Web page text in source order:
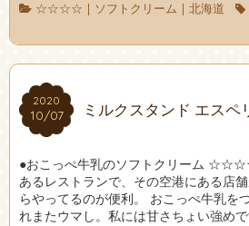
☆☆☆☆ | ソフトクリーム | 北海道
2020
10/07
2020
10/07 ミルクスタンド エスペ
●おこっぺ牛乳のソフトクリーム
あるレストランで、その空港にある店
らやってるのが便利。 おこっぺ牛乳を
れまたウマし。私には甘さちょい強め